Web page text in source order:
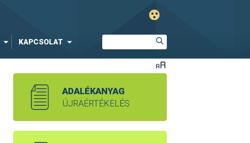
KAPCSOLAT
ADALÉKANYAG
ÚJRAÉRTÉKELÉS